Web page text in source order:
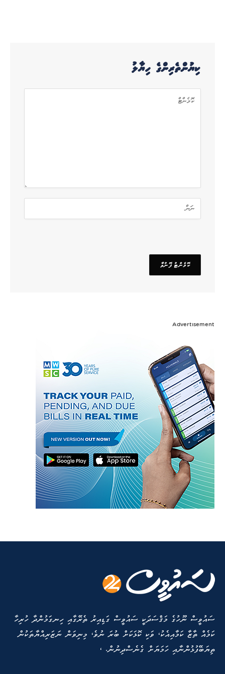
ކިޔުންތެރިންގެ ހިޔާލު
Advertisement
ސައުވީސް ނޫހުގެ މަޤްސަދަކީ ސައުވީސް ގަޑިއިރު ތެރޭގާއި ހިނގަމުންދާ ހުރިހާ
ކަމެއް ތާޒާ ކަމާއިއެކު، ވަކި ކޮޅަކަށް ބުރަ ނުވެ، މިނިވަން ނަޒަރިއްޔާތަކުން
ތިޔަބޭފުޅުންނާއި ހަމަޔަށް ގެނެސްދިނުން. ،